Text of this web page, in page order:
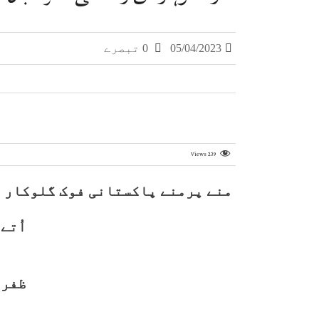
05/04/2023
Views239
منے پرمنے پاکستانی فوک